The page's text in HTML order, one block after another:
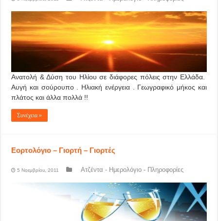
Ανατολή & Δύση του Ηλίου σε διάφορες πόλεις στην Ελλάδα.
Αυγή και σούρουπο . Ηλιακή ενέργεια . Γεωγραφικό μήκος και
πλάτος και άλλα πολλά !!
Συνέχεια »
Εορτολόγιο – Γιορτή – Γιορτές
5 Νοεμβρίου, 2011 Ατζέντα - Ημερολόγιο - Πληροφορίες